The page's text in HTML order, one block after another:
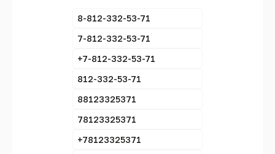
8-812-332-53-71
7-812-332-53-71
+7-812-332-53-71
812-332-53-71
88123325371
78123325371
+78123325371